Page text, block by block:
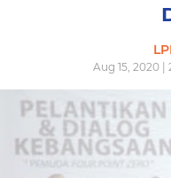
Aug 15, 2020 |